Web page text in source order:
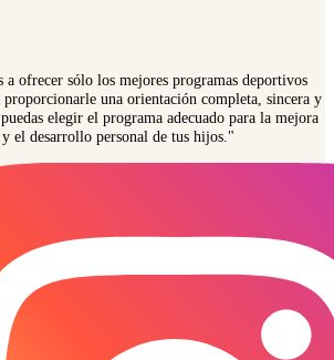
a ofrecer sólo los mejores programas deportivos
una orientación completa, sincera y
elegir el programa adecuado para la mejora
el desarrollo personal de tus hijos."